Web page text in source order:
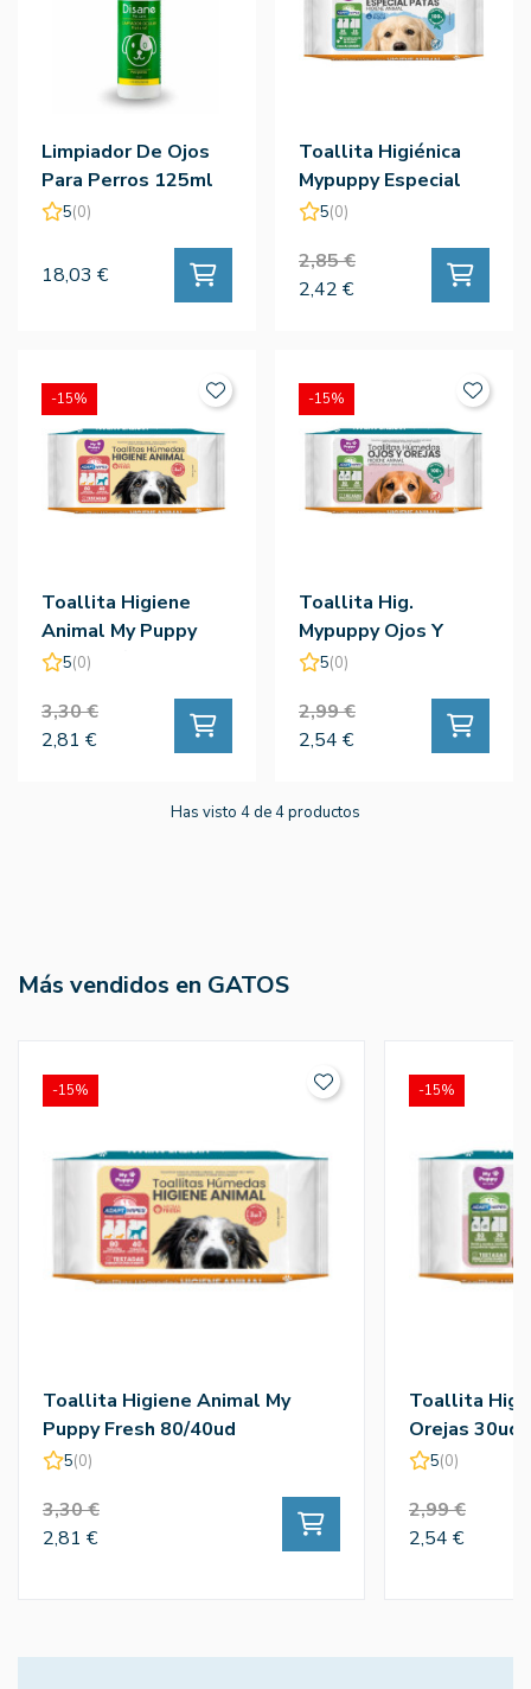
Limpiador De Ojos
Para Perros 125ml
5(0)
18,03 €
Toallita Higiénica
Mypuppy Especial
Patas 30Ud
5(0)
2,85 €
2,42 €
Toallita Higiene
Animal My Puppy
Fresh 80/40ud
5(0)
3,30 €
2,81 €
-15%
Toallita Hig.
Mypuppy Ojos Y
Orejas 30ud
5(0)
2,99 €
2,54 €
-15%
Has visto 4 de 4 productos
Más vendidos en GATOS
Toallita Higiene Animal My
Puppy Fresh 80/40ud
5(0)
3,30 €
2,81 €
-15%
Toallita Hig.
Orejas 30ud
5(0)
2,99 €
2,54 €
-15%